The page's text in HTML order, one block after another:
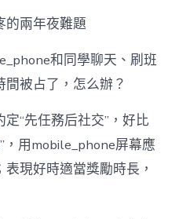
的兩年夜難題
和同學聊天、刷班
被占了，怎么辦？
“先任務后社交”，好比
，用mobile_phone屏幕應
現好時適當獎勵時長，